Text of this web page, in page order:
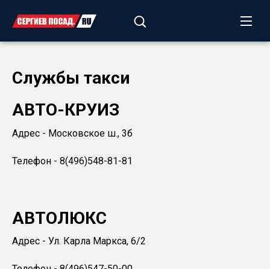
Службы такси
АВТО-КРУИЗ
Адрес - Московское ш., 3б
Телефон - 8(496)548-81-81
АВТОЛЮКС
Адрес - Ул. Карла Маркса, 6/2